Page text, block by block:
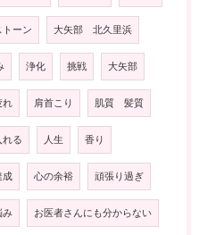
トーン 大矢部 北久里浜
浄化 挑戦 大矢部
れ 肩首こり 肌質 髪質
れる 人生 香り
成 心の余裕 頑張り過ぎ
み お医者さんにも分からない